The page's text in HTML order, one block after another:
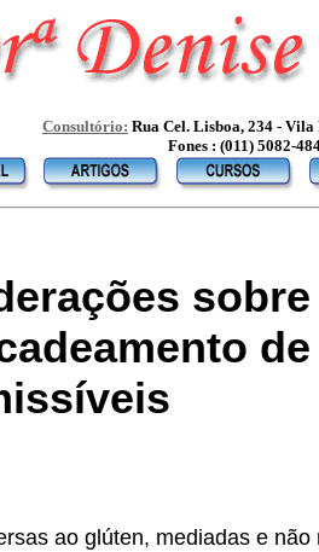
Consultório: Rua Cel. Lisboa, 234 -
Fones : (011) 5082-
ao glúten, mediadas e